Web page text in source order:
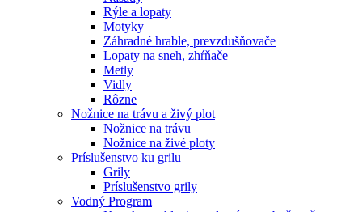
Rýle a lopaty
Motyky
Záhradné hrable, prevzdušňovače
Lopaty na sneh, zhŕňače
Metly
Vidly
Rôzne
Nožnice na trávu a živý plot
Nožnice na trávu
Nožnice na živé ploty
Príslušenstvo ku grilu
Grily
Príslušenstvo grily
Vodný Program